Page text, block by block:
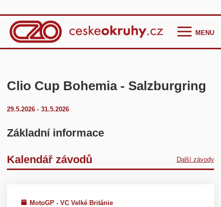
MENU
GT Cup Series
TCR Eastern Europe
F4 CEZ
Ostatní
Kontakt
Clio Cup Bohemia - Salzburgring
29.5.2026 - 31.5.2026
Základní informace
Kalendář závodů Další závody
MotoGP - VC Velké Británie